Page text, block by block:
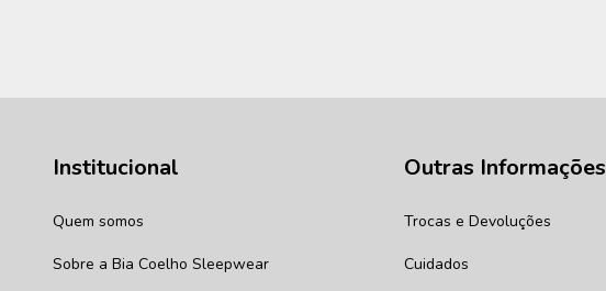
Institucional
Quem somos
Sobre a Bia Coelho Sleepwear
Outras Informações
Trocas e Devoluções
Cuidados